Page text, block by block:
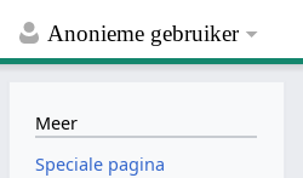
Anonieme gebruiker
Meer
Speciale pagina